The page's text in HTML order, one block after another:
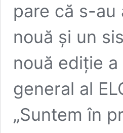
pare că s-au
nouă şi un
nouă ediţie
general al
„Suntem în